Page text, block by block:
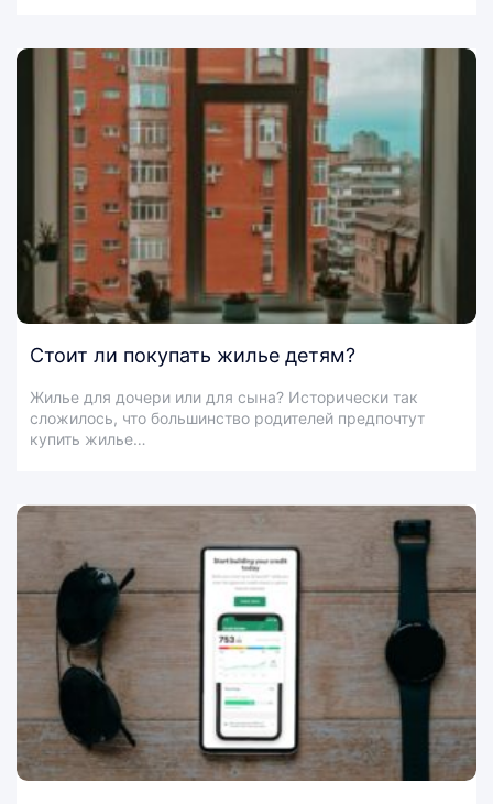
Стоит ли покупать жилье детям?
Жилье для дочери или для сына? Исторически так
сложилось, что большинство родителей предпочтут
купить жилье…